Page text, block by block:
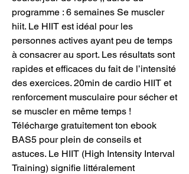
programme : 6 semaines Se muscler
hiit. Le HIIT est idéal pour les
personnes actives ayant peu de temps
à consacrer au sport. Les résultats sont
rapides et efficaces du fait de l’intensité
des exercices. 20min de cardio HIIT et
renforcement musculaire pour sécher et
se muscler en même temps !
Télécharge gratuitement ton ebook
BAS5 pour plein de conseils et
astuces. Le HIIT (High Intensity Interval
Training) signifie littéralement